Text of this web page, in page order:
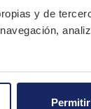
y de
VER